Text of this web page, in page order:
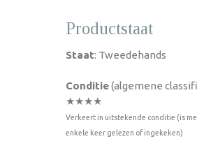
Productstaat
Staat: Tweedehands
Conditie(algemene
★★★★
Verkeert in uitstekende conditie (is
enkele keer gelezen of ingekeken)